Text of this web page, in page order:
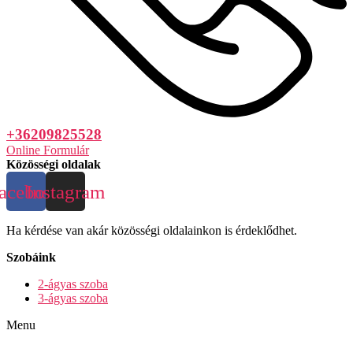
+36209825528
Online Formulár
Közösségi oldalak
Instagram
Ha kérdése van akár közösségi oldalainkon is érdeklődhet.
Szobáink
2-ágyas szoba
3-ágyas szoba
Menu